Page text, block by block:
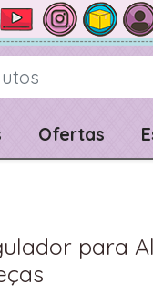
Ofertas
para